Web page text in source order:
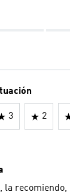
3 2
la